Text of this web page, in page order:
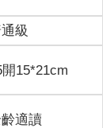
想像到的每一種
的，安全與危險
於人──甚至受制
的。有的是悲
〈一顆酪梨打算要
級
開15*21cm
適讀